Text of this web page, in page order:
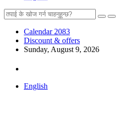
Calendar 2083
Discount & offers
Sunday, August 9, 2026
English